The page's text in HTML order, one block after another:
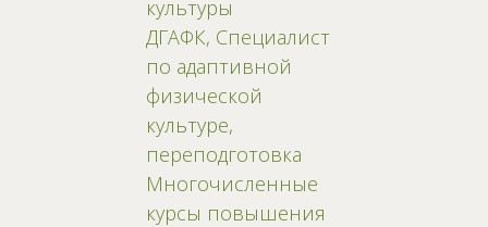
культуры
ДГАФК, Специалист
по адаптивной
физической
культуре,
переподготовка
Многочисленные
курсы повышения